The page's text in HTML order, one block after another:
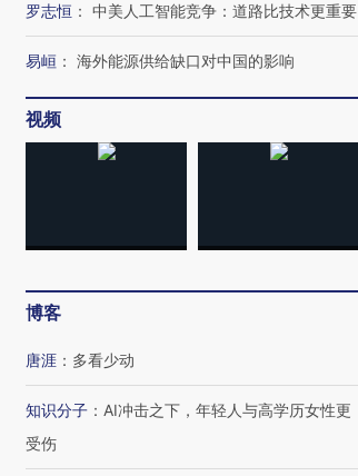
罗志恒 ： 中美人工智能竞争：道路比技术更重要
易峘 ： 海外能源供给缺口对中国的影响
视频
博客
唐涯 ： 多看少动
知识分子 ： AI冲击之下，年轻人与高学历女性更
受伤